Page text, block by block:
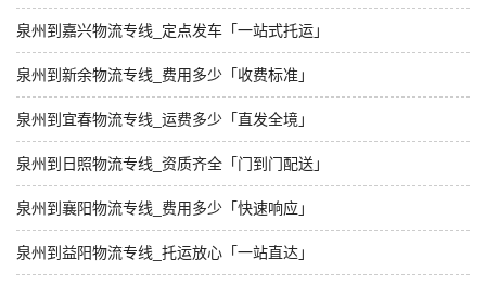
泉州到嘉兴物流专线_定点发车「一站式托运」
泉州到新余物流专线_费用多少「收费标准」
泉州到宜春物流专线_运费多少「直发全境」
泉州到日照物流专线_资质齐全「门到门配送」
泉州到襄阳物流专线_费用多少「快速响应」
泉州到益阳物流专线_托运放心「一站直达」